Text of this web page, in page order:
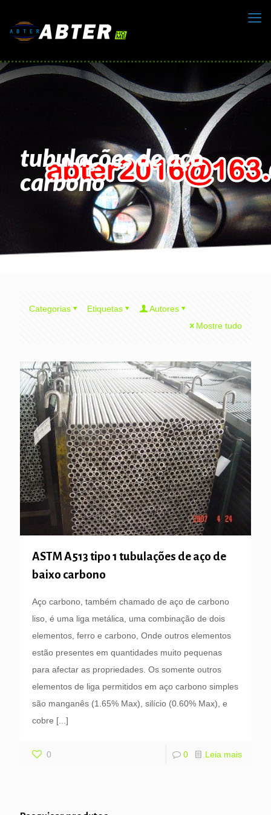
tubulações de aço
carbono
Categorias Etiquetas
Autores
Mostre tudo
ASTM A513 tipo 1 tubulações de aço de
baixo carbono
Aço carbono, também chamado de aço de carbono
liso, é uma liga metálica, uma combinação de dois
elementos, ferro e carbono, Onde outros elementos
estão presentes em quantidades muito pequenas
para afectar as propriedades. Os somente outros
elementos de liga permitidos em aço carbono simples
são manganês (1.65% Max), silício (0.60% Max), e
cobre [...]
0 0 Leia mais